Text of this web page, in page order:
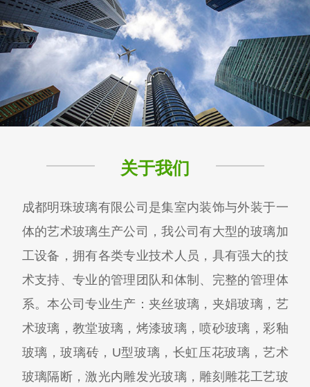
关于我们
成都明珠玻璃有限公司是集室内装饰与外装于一
体的艺术玻璃生产公司，我公司有大型的玻璃加
工设备，拥有各类专业技术人员，具有强大的技
术支持、专业的管理团队和体制、完整的管理体
系。本公司专业生产：夹丝玻璃，夹娟玻璃，艺
术玻璃，教堂玻璃，烤漆玻璃，喷砂玻璃，彩釉
玻璃，玻璃砖，U型玻璃，长虹压花玻璃，艺术
玻璃隔断，激光内雕发光玻璃，雕刻雕花工艺玻